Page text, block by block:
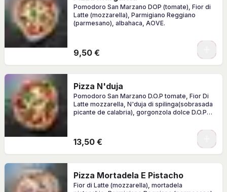
Pomodoro San Marzano DOP (tomate), Fior di
Latte (mozzarella), Parmigiano Reggiano
(parmesano), albahaca, AOVE.
9,50 €
Pizza N'duja
Pomodoro San Marzano D.O.P tomate, Fior Di
Latte mozzarella, N'duja di spilinga(sobrasada
picante de calabria), gorgonzola dolce D.O.P
13,50 €
Pizza Mortadela E Pistacho
Fior di Latte (mozzarella), mortadela